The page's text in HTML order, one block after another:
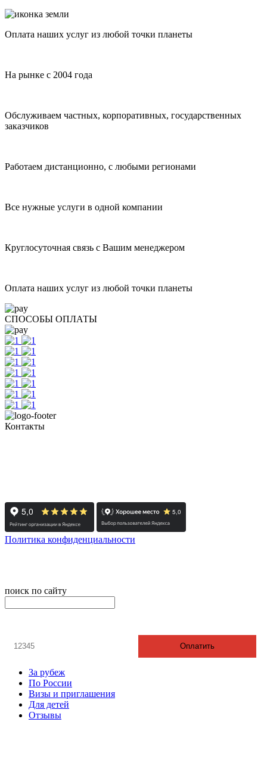
Оплата наших услуг из любой точки планеты
На рынке с 2004 года
Обслуживаем частных, корпоративных, государственных
заказчиков
Работаем дистанционно, с любыми регионами
Все нужные услуги в одной компании
Круглосуточная связь с Вашим менеджером
Оплата наших услуг из любой точки планеты
СПОСОБЫ ОПЛАТЫ
Контакты
Политика конфиденциальности
поиск по сайту
Оплатить
За рубеж
По России
Визы и приглашения
Для детей
Отзывы